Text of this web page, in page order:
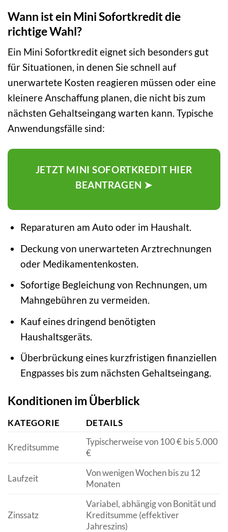
Wann ist ein Mini Sofortkredit die
richtige Wahl?
Ein Mini Sofortkredit eignet sich besonders gut
für Situationen, in denen Sie schnell auf
unerwartete Kosten reagieren müssen oder eine
kleinere Anschaffung planen, die nicht bis zum
nächsten Gehaltseingang warten kann. Typische
Anwendungsfälle sind:
JETZT MINI SOFORTKREDIT HIER
BEANTRAGEN ➤
Reparaturen am Auto oder im Haushalt.
Deckung von unerwarteten Arztrechnungen
oder Medikamentenkosten.
Sofortige Begleichung von Rechnungen, um
Mahngebühren zu vermeiden.
Kauf eines dringend benötigten
Haushaltsgeräts.
Überbrückung eines kurzfristigen finanziellen
Engpasses bis zum nächsten Gehaltseingang.
Konditionen im Überblick
KATEGORIE DETAILS
Kreditsumme
Typischerweise von 100 € bis 5.000
€
Laufzeit
Von wenigen Wochen bis zu 12
Monaten
Zinssatz
Variabel, abhängig von Bonität und
Kreditsumme (effektiver
Jahreszins)